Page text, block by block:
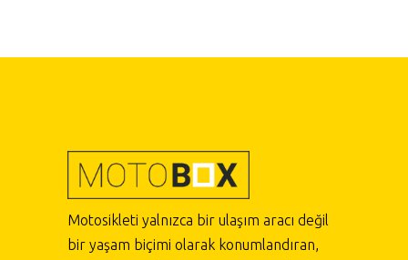
Motosikleti yalnızca bir ulaşım aracı değil
bir yaşam biçimi olarak konumlandıran,